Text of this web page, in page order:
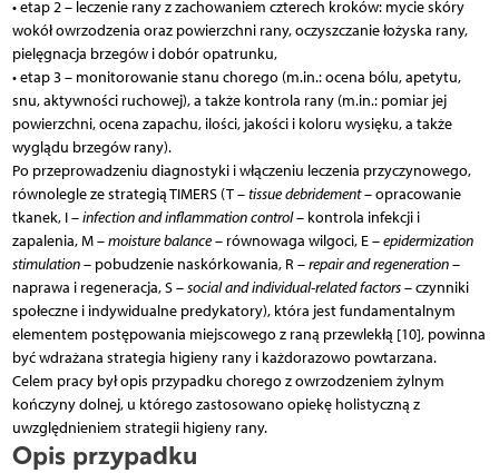
• etap 2 – leczenie rany z zachowaniem czterech kroków: mycie skóry
wokół owrzodzenia oraz powierzchni rany, oczyszczanie łożyska rany,
pielęgnacja brzegów i dobór opatrunku,
• etap 3 – monitorowanie stanu chorego (m.in.: ocena bólu, apetytu,
snu, aktywności ruchowej), a także kontrola rany (m.in.: pomiar jej
powierzchni, ocena zapachu, ilości, jakości i koloru wysięku, a także
wyglądu brzegów rany).
Po przeprowadzeniu diagnostyki i włączeniu leczenia przyczynowego,
równolegle ze strategią TIMERS (T –tissue debridement– opracowanie
tkanek, I –infection and inflammation control– kontrola infekcji i
zapalenia, M –moisture balance– równowaga wilgoci, E –epidermization
stimulation– pobudzenie naskórkowania, R –repair and regeneration–
naprawa i regeneracja, S –social and individual-related factors– czynniki
społeczne i indywidualne predykatory), która jest fundamentalnym
elementem postępowania miejscowego z raną przewlekłą [10], powinna
być wdrażana strategia higieny rany i każdorazowo powtarzana.
Celem pracy był opis przypadku chorego z owrzodzeniem żylnym
kończyny dolnej, u którego zastosowano opiekę holistyczną z
uwzględnieniem strategii higieny rany.
Opis przypadku